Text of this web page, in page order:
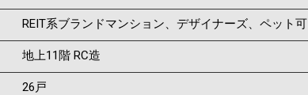
REIT系ブランドマンション、デザイナーズ、ペット可
地上11階 RC造
26戸